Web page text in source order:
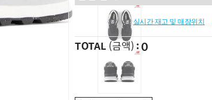
실시간 재고 및 매장위치
TOTAL(금액) 0